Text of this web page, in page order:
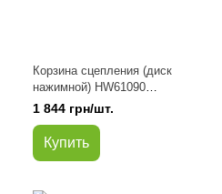
Корзина сцепления (диск
нажимной) HW61090
Газель,Волга,Соболь,Рута,NE
XT,Бизнес 406,4215,Evotech
2.7
1 844 грн/шт.
Купить